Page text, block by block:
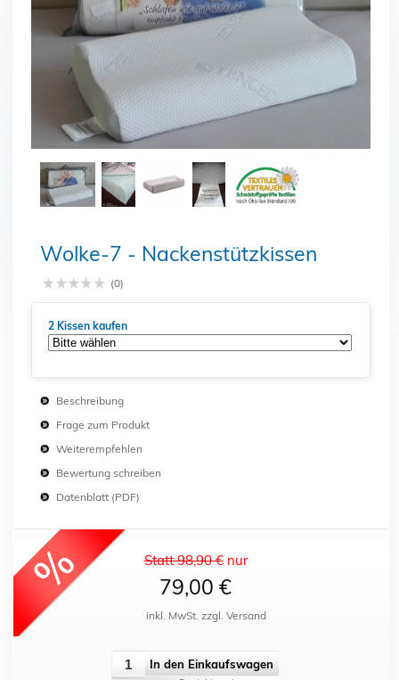
Wolke-7 - Nackenstützkissen
(0)
2 Kissen kaufen
Beschreibung
Frage zum Produkt
Weiterempfehlen
Bewertung schreiben
Datenblatt (PDF)
Statt 98,90 €nur
79,00 €
inkl. MwSt. zzgl. Versand
In den Einkaufswagen